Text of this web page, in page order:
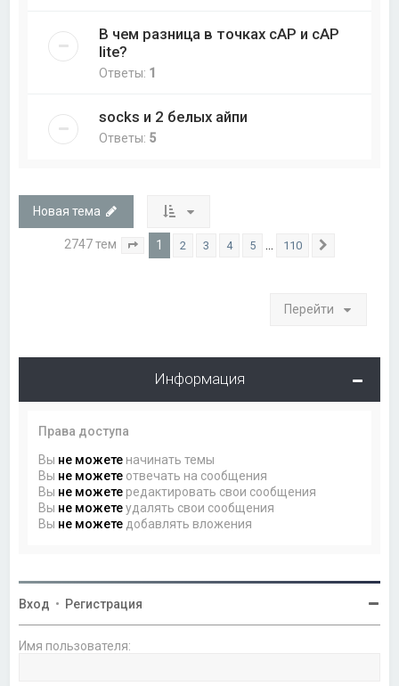
В чем разница в точках cAP и cAP
lite?
Ответы: 1
socks и 2 белых айпи
Ответы: 5
Новая тема
2747 тем Страница из 110
1 2 3 4 5 110
Перейти
Информация
Права доступа
Вы не можете начинать темы
Вы не можете отвечать на сообщения
Вы не можете редактировать свои сообщения
Вы не можетеудалять свои сообщения
Вы не можете добавлять вложения
Вход • Регистрация
Имя пользователя: